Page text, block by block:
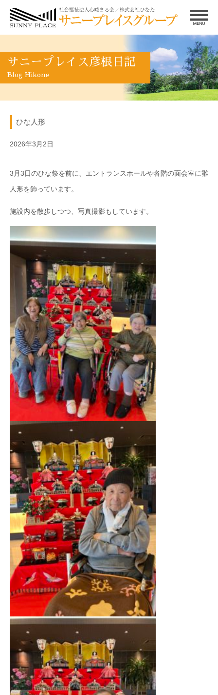
サニープレイス彦根日記
Blog Hikone
ひな人形
2026年3月2日
3月3日のひな祭を前に、エントランスホールや各階の面会室に雛
人形を飾っています。
施設内を散歩しつつ、写真撮影もしています。